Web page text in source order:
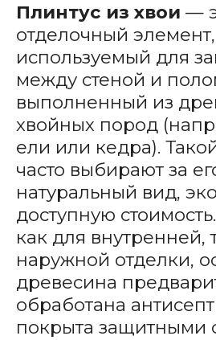
Плинтус из хвои —
отделочный элемент,
используемый для
между стеной и
выполненный из
хвойных пород
ели или кедра).
часто выбирают за
натуральный вид,
доступную
как для внутренней,
наружной отделки,
древесина
обработана
покрыта защитными